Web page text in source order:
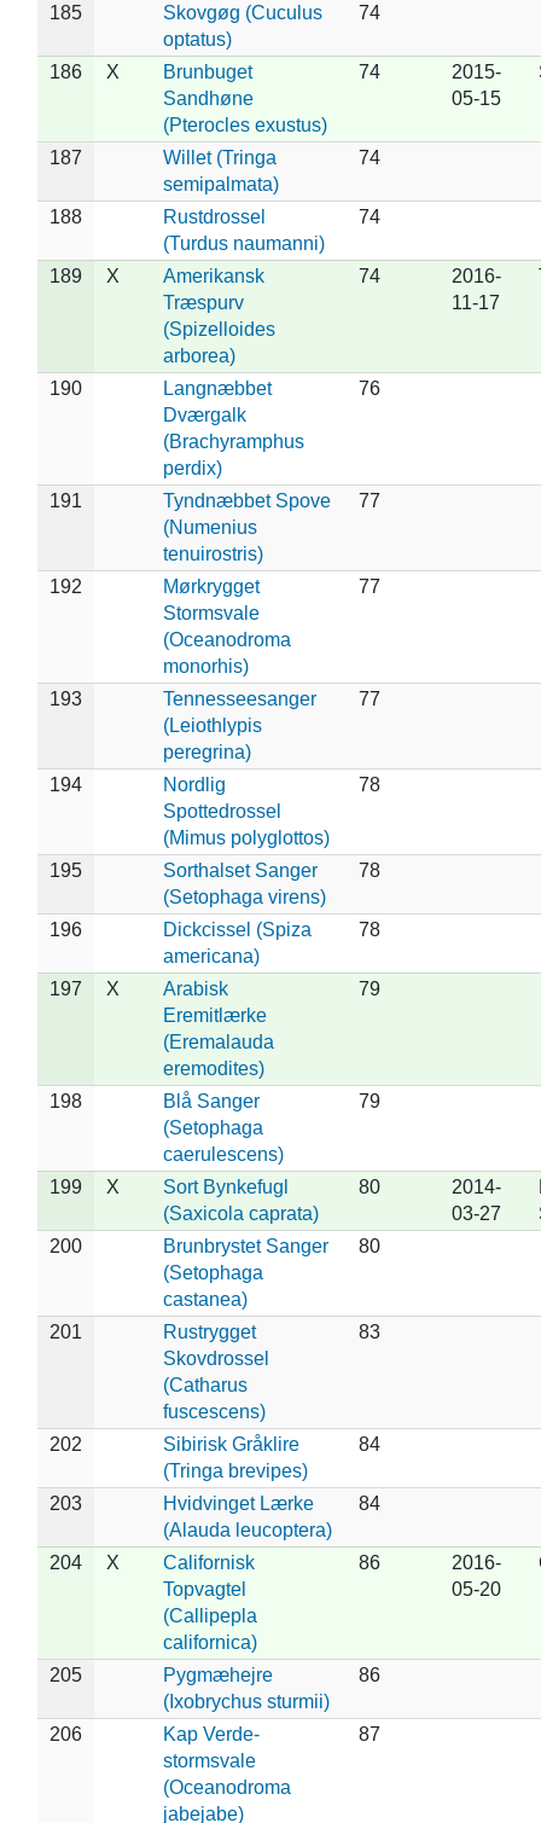
185
Skovgøg (Cuculus
optatus)
74
186 X
Brunbuget
Sandhøne
(Pterocles exustus)
74
2015-
05-15
187
Willet (Tringa
semipalmata)
74
188
Rustdrossel
(Turdus naumanni)
74
189 X
Amerikansk
Træspurv
(Spizelloides
arborea)
74
2016-
11-17
190
Langnæbbet
Dværgalk
(Brachyramphus
perdix)
76
191
Tyndnæbbet Spove
(Numenius
tenuirostris)
77
192
Mørkrygget
Stormsvale
(Oceanodroma
monorhis)
77
193
Tennesseesanger
(Leiothlypis
peregrina)
77
194
Nordlig
Spottedrossel
(Mimus polyglottos)
78
195
Sorthalset Sanger
(Setophaga virens)
78
196
Dickcissel (Spiza
americana)
78
197 X
Arabisk
Eremitlærke
(Eremalauda
eremodites)
79
198
Blå Sanger
(Setophaga
caerulescens)
79
199 X
Sort Bynkefugl
(Saxicola caprata)
80
2014-
03-27
200
Brunbrystet Sanger
(Setophaga
castanea)
80
201
Rustrygget
Skovdrossel
(Catharus
fuscescens)
83
202
Sibirisk Gråklire
(Tringa brevipes)
84
203
Hvidvinget Lærke
(Alauda leucoptera)
84
204 X
Californisk
Topvagtel
(Callipepla
californica)
86
2016-
05-20
205
Pygmæhejre
(Ixobrychus sturmii)
86
206
Kap Verde-
stormsvale
(Oceanodroma
jabejabe)
87